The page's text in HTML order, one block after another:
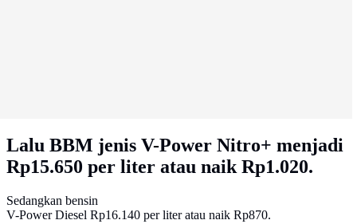
Lalu BBM jenis V-Power Nitro+ menjadi
Rp15.650 per liter atau naik Rp1.020.
Sedangkan bensin
V-Power Diesel Rp16.140 per liter atau naik Rp870.